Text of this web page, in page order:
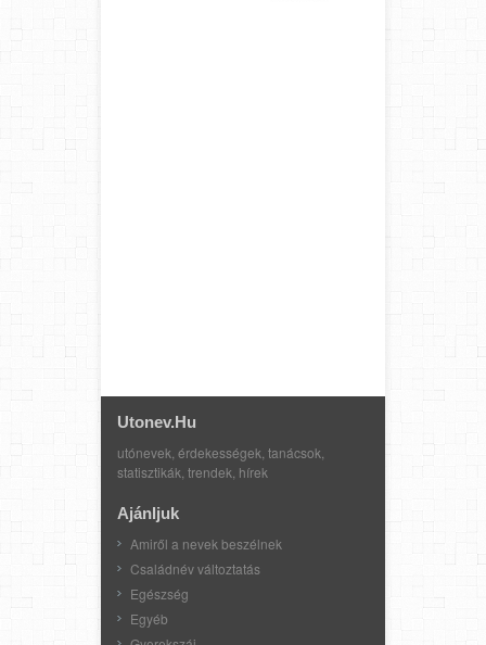
Utonev.hu
utónevek, érdekességek, tanácsok,
statisztikák, trendek, hírek
Ajánljuk
Amiről a nevek beszélnek
Családnév változtatás
Egészség
Egyéb